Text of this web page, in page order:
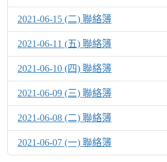
2021-06-15 (二) 聯絡簿
2021-06-11 (五) 聯絡簿
2021-06-10 (四) 聯絡簿
2021-06-09 (三) 聯絡簿
2021-06-08 (二) 聯絡簿
2021-06-07 (一) 聯絡簿